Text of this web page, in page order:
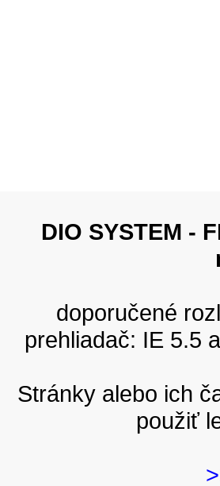
DIO SYSTEM -
doporučené
prehliadač: IE 5.5
Stránky alebo ich
použiť